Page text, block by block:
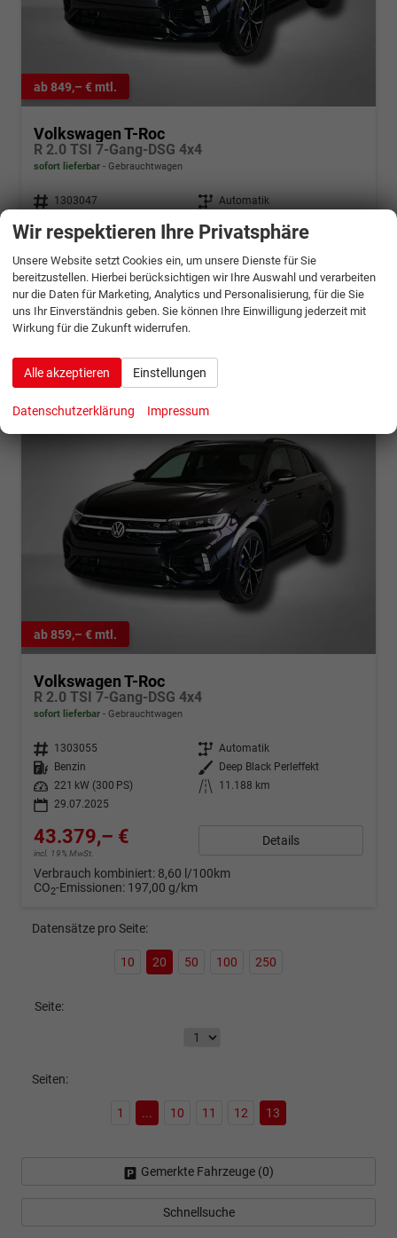
ab 849,– € mtl.
Volkswagen T-Roc
R 2.0 TSI 7-Gang-DSG 4x4
sofort lieferbar Gebrauchtwagen
Fahrzeugnr. 1303047 Getriebe Automatik
221 kW (300 PS) Kilometerstand 4.391 km
29.07.2025
42.879,– €
incl. 19% MwSt.
Details
Verbrauch kombiniert:8,60 l/100km
ab 859,– € mtl.
Volkswagen T-Roc
R 2.0 TSI 7-Gang-DSG 4x4
sofort lieferbar Gebrauchtwagen
Fahrzeugnr. 1303055 Getriebe Automatik
Kraftstoff
Benzin Außenfarbe
Deep Black Perleffekt
Leistung
221 kW (300 PS) Kilometerstand
11.188 km
29.07.2025
43.379,– €
incl. 19% MwSt.
Details
Verbrauch kombiniert: 8,60 l/100km
CO2-Emissionen: 197,00 g/km
Datensätze pro Seite:
10 20 50 100 250
Seite:
Seiten:
1 ... 10 11 12 13
Gemerkte Fahrzeuge (0)
Schnellsuche
Wir respektieren Ihre Privatsphäre
Unsere Website setzt Cookies ein, um unsere Dienste für Sie
bereitzustellen. Hierbei berücksichtigen wir Ihre Auswahl und verarbeiten
nur die Daten für Marketing, Analytics und Personalisierung, für die Sie
uns Ihr Einverständnis geben. Sie können Ihre Einwilligung jederzeit mit
Wirkung für die Zukunft widerrufen.
Alle akzeptieren Einstellungen
Datenschutzerklärung Impressum